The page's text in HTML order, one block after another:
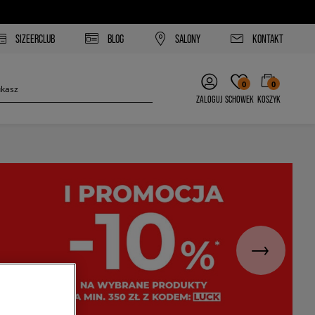
SIZEERCLUB BLOG SALONY KONTAKT
ZALOGUJ
0
SCHOWEK
0
KOSZYK